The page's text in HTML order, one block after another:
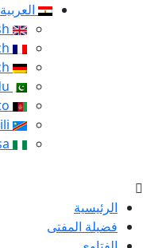
العربية
الرئيسية
فضيلة المفتى